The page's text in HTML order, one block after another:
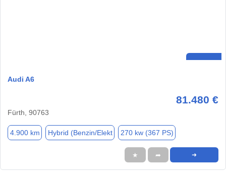
Audi A6
81.480 €
Fürth, 90763
4.900 km Hybrid (Benzin/Elekt 270 kw (367 PS)
★ ➦ ➜